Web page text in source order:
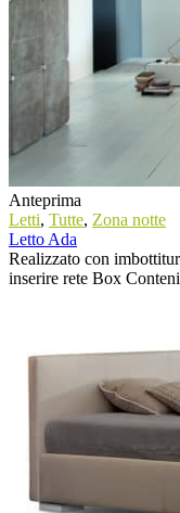
Anteprima
Letti, Tutte, Zona notte
Letto Ada
Realizzato con
inserire rete Box